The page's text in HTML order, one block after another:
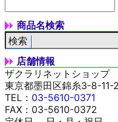
商品名検索
店舗情報
ザクラリネットショップ
東京都墨田区錦糸3-8-11-
TEL： 03-5610-0371
FAX：03-5610-0372